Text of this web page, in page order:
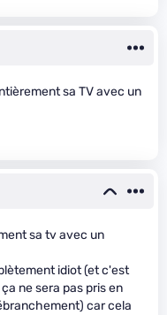
sa TV avec un
sa tv avec un
idiot (et c'est
ne sera pas pris en
car cela